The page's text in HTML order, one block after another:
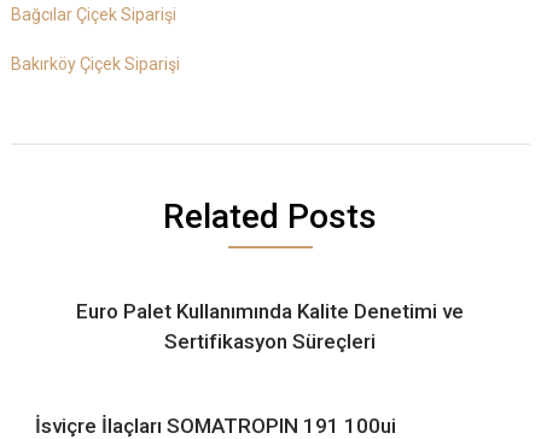
Bağcılar Çiçek Siparişi
Bakırköy Çiçek Siparişi
Related Posts
Euro Palet Kullanımında Kalite Denetimi ve
Sertifikasyon Süreçleri
İsviçre İlaçları SOMATROPIN 191 100ui